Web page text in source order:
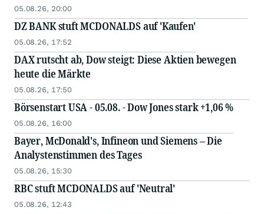
05.08.26, 20:00
DZ BANK stuft MCDONALDS auf 'Kaufen'
05.08.26, 17:52
DAX rutscht ab, Dow steigt: Diese Aktien bewegen
heute die Märkte
05.08.26, 17:50
Börsenstart USA - 05.08. - Dow Jones stark +1,06 %
05.08.26, 16:00
Bayer, McDonald's, Infineon und Siemens – Die
Analystenstimmen des Tages
05.08.26, 15:30
RBC stuft MCDONALDS auf 'Neutral'
05.08.26, 12:43